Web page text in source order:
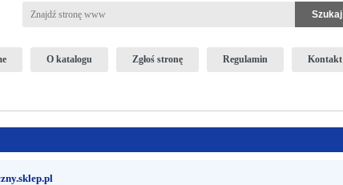
O katalogu Zgłoś stronę Regulamin Kontakt